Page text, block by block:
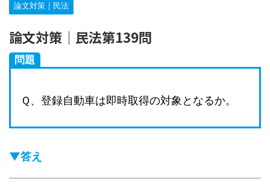
論文対策｜民法
論文対策｜民法第139問
問題
Ｑ、登録自動車は即時取得の対象となるか。
▼答え